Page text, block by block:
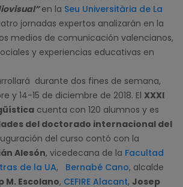
en la Seu Universitària de La
jornadas expertos analizarán en la
medios de comunicación valencianos,
y experiencias educativas en
durante dos fines de semana,
y 14-15 de diciembre de 2018. El XXXI
cuenta con 120 alumnos y es
del doctorado internacional del
del curso contó con la
Alesón, vicedecana de la Facultad
de la UA, Bernabé Cano, alcalde
M. Escolano, CEFIRE Alacant, Josep